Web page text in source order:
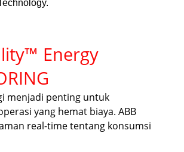
Energy
menjadi penting untuk
yang hemat biaya. ABB
real-time tentang konsumsi